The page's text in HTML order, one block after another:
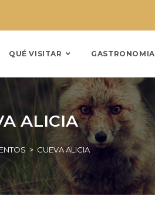
QUÉ VISITAR GASTRONOMIA
ALICIA
> CUEVA ALICIA